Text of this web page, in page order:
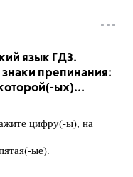
язык ГДЗ.
знаки препинания:
ых)...
цифру(-ы), на
ые).